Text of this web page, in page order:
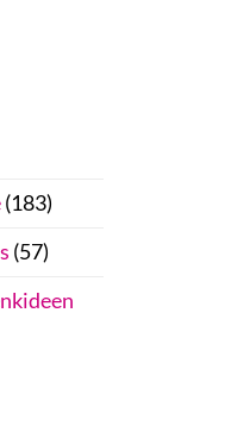
(183)
(57)